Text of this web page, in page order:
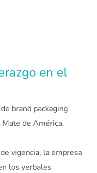
en el
brand packaging
de América.
vigencia, la empresa
los yerbales